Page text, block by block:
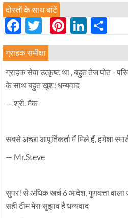
दोस्तों के साथ बांटें
Facebook
Twitter
Pinterest
享
ग्राहक समीक्षा
ग्राहक सेवा उत्कृष्ट था , बहुत तेज पोत -
के साथ बहुत खुश! धन्यवाद
— श्री. मैक
सबसे अच्छा आपूर्तिकर्ता मैं मिले हैं, हमेशा
— Mr.Steve
सुपर! से अधिक खर्च 6 आदेश, गुणवत्ता वाला
सही टीम मेरा सुझाव है धन्यवाद